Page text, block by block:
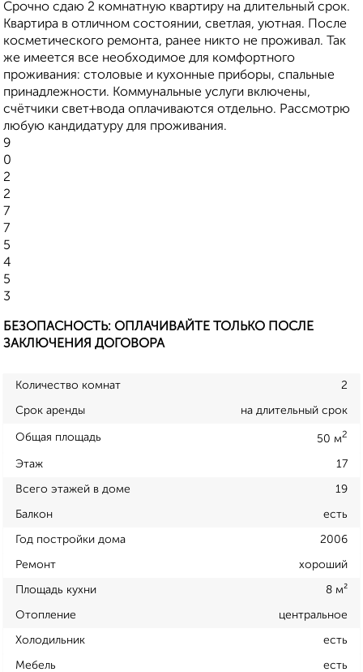
Срочно сдаю 2 комнатную квартиру на длительный срок.
Квартира в отличном состоянии, светлая, уютная. После
косметического ремонта, ранее никто не проживал. Так
же имеется все необходимое для комфортного
проживания: столовые и кухонные приборы, спальные
принадлежности. Коммунальные услуги включены,
счётчики свет+вода оплачиваются отдельно. Рассмотрю
любую кандидатуру для проживания.
9
0
2
2
7
7
5
4
5
3
БЕЗОПАСНОСТЬ: ОПЛАЧИВАЙТЕ ТОЛЬКО ПОСЛЕ
ЗАКЛЮЧЕНИЯ ДОГОВОРА
Количество комнат 2
Срок аренды на длительный срок
Общая площадь 50 м2
Этаж 17
Всего этажей в доме 19
Балкон есть
Год постройки дома 2006
Ремонт хороший
Площадь кухни 8 м²
Отопление центральное
Холодильник есть
Мебель есть